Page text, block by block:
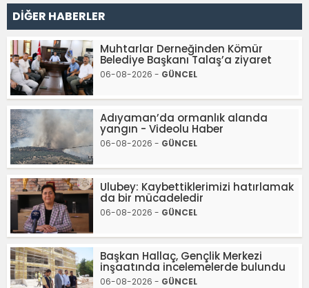
DİĞER HABERLER
Muhtarlar Derneğinden Kömür
Belediye Başkanı Talaş’a ziyaret
06-08-2026 - GÜNCEL
Adıyaman’da ormanlık alanda
yangın - Videolu Haber
06-08-2026 - GÜNCEL
Ulubey: Kaybettiklerimizi hatırlamak
da bir mücadeledir
06-08-2026 - GÜNCEL
Başkan Hallaç, Gençlik Merkezi
inşaatında incelemelerde bulundu
06-08-2026 - GÜNCEL